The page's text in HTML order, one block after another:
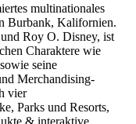
multinationales
Burbank, Kalifornien.
Roy O. Disney, ist
Charaktere wie
seine
Merchandising-
vier
Parks und Resorts,
& interaktive